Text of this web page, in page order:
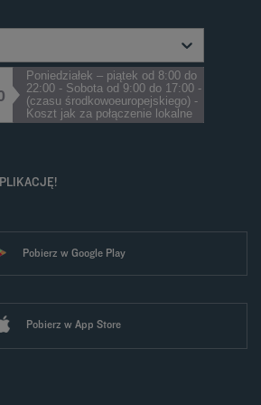
Poniedziałek – piątek od 8:00 do
22:00 - Sobota od 9:00 do 17:00 -
(czasu środkowoeuropejskiego) -
Koszt jak za połączenie lokalne
Pobierz w Google Play
Pobierz w App Store